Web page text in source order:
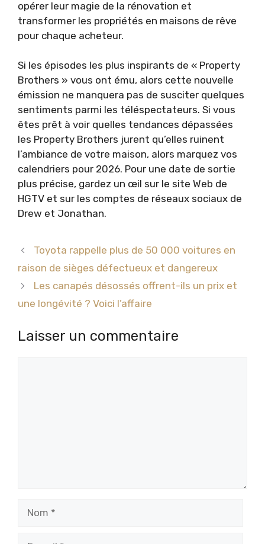
opérer leur magie de la rénovation et
transformer les propriétés en maisons de rêve
pour chaque acheteur.
Si les épisodes les plus inspirants de « Property
Brothers » vous ont ému, alors cette nouvelle
émission ne manquera pas de susciter quelques
sentiments parmi les téléspectateurs. Si vous
êtes prêt à voir quelles tendances dépassées
les Property Brothers jurent qu’elles ruinent
l’ambiance de votre maison, alors marquez vos
calendriers pour 2026. Pour une date de sortie
plus précise, gardez un œil sur le site Web de
HGTV et sur les comptes de réseaux sociaux de
Drew et Jonathan.
Toyota rappelle plus de 50 000 voitures en
raison de sièges défectueux et dangereux
Les canapés désossés offrent-ils un prix et
une longévité ? Voici l’affaire
Laisser un commentaire